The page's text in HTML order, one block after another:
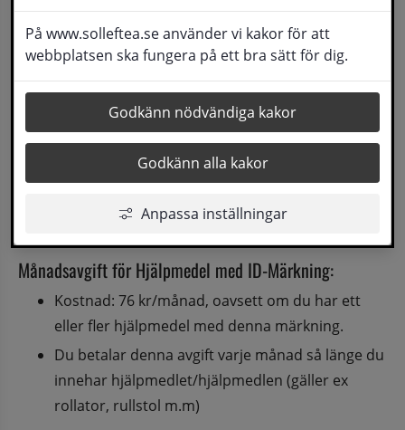
På www.solleftea.se använder vi kakor för att
webbplatsen ska fungera på ett bra sätt för dig.
Godkänn nödvändiga kakor
Godkänn alla kakor
Anpassa inställningar
Information om nya
länsövergripande avgifter för hjälpmedel
Patientavgifterna för hjälpmedel har tidigare
sett olika ut i länet. Nu har länets samtliga sju
kommuner kommit överens om gemensamma
Månadsavgift för Hjälpmedel med ID-Märkning:
Kostnad: 76 kr/månad, oavsett om du har ett
eller fler hjälpmedel med denna märkning.
Du betalar denna avgift varje månad så länge du
innehar hjälpmedlet/hjälpmedlen (gäller ex
rollator, rullstol m.m)